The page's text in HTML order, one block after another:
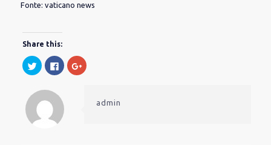
Fonte: vaticano news
Share this:
Clique
para
compartilhar
Twitter(abre
em
nova
janela)
Clique
para
compartilhar
em
nova
janela)
Compartilhe
no
nova
janela)admin